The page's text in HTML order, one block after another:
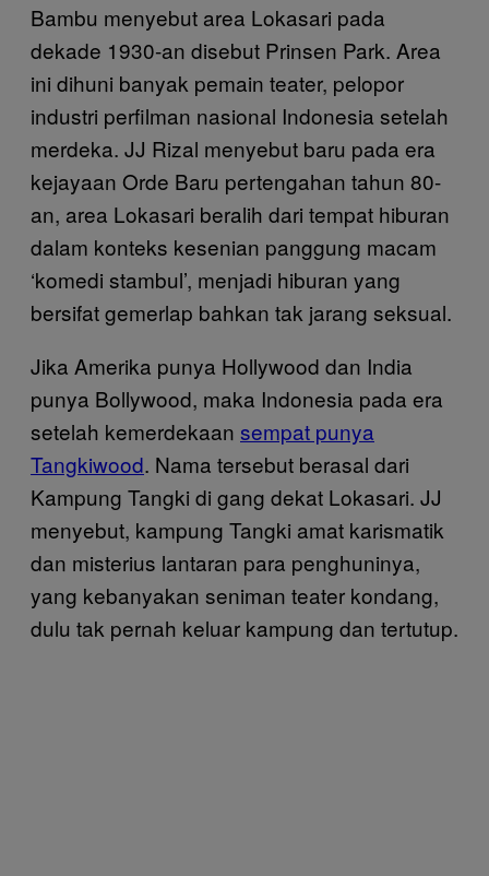
Bambu menyebut area Lokasari pada
dekade 1930-an disebut Prinsen Park. Area
ini dihuni banyak pemain teater, pelopor
industri perfilman nasional Indonesia setelah
merdeka. JJ Rizal menyebut baru pada era
kejayaan Orde Baru pertengahan tahun 80-
an, area Lokasari beralih dari tempat hiburan
dalam konteks kesenian panggung macam
‘komedi stambul’, menjadi hiburan yang
bersifat gemerlap bahkan tak jarang seksual.
Jika Amerika punya Hollywood dan India
punya Bollywood, maka Indonesia pada era
setelah kemerdekaan sempat punya
Tangkiwood. Nama tersebut berasal dari
Kampung Tangki di gang dekat Lokasari. JJ
menyebut, kampung Tangki amat karismatik
dan misterius lantaran para penghuninya,
yang kebanyakan seniman teater kondang,
dulu tak pernah keluar kampung dan tertutup.